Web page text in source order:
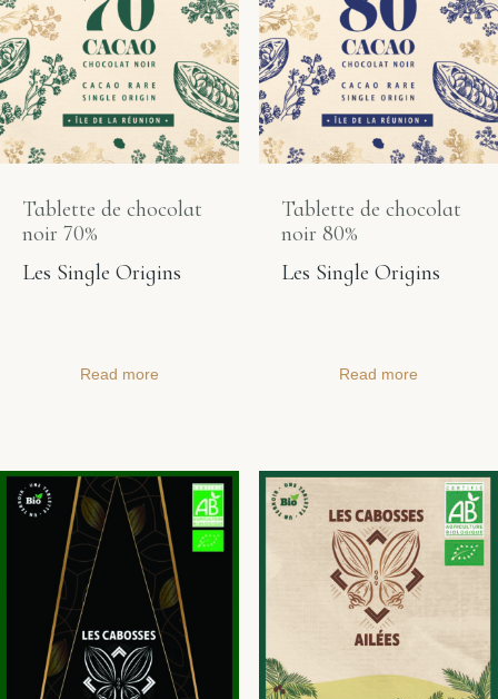
Tablette de chocolat
noir 70%
Les Single Origins
Read more
Tablette de chocolat
noir 80%
Les Single Origins
Read more